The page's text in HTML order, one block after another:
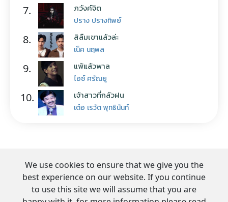
7. ภวังค์จิต
ปราง ปรางทิพย์
8. สิลืมเขาแล้วล่ะ
เน็ค นฤพล
9. แพ้แล้วพาล
ไอซ์ ศรัณยู
10. เจ้าสาวที่กลัวฝน
เต๋อ เรวัต พุทธินันท์
We use cookies to ensure that we give you the
best experience on our website. If you continue
to use this site we will assume that you are